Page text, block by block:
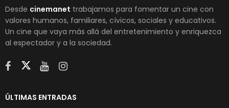
Desde cinemanet trabajamos para fomentar un cine con
valores humanos, familiares, cívicos, sociales y educativos.
Un cine que vaya más allá del entretenimiento y enriquezca
al espectador y a la sociedad.
ÚLTIMAS ENTRADAS